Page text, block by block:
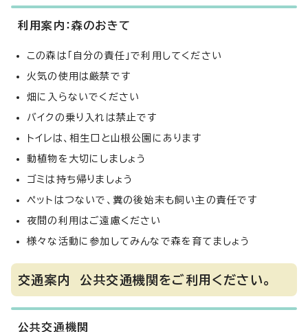
利用案内：森のおきて
この森は「自分の責任」で利用してください
火気の使用は厳禁です
畑に入らないでください
バイクの乗り入れは禁止です
トイレは、相生口と山根公園にあります
動植物を大切にしましょう
ゴミは持ち帰りましょう
ペットはつないで、糞の後始末も飼い主の責任です
夜間の利用はご遠慮ください
様々な活動に参加してみんなで森を育てましょう
交通案内 公共交通機関をご利用ください。
公共交通機関